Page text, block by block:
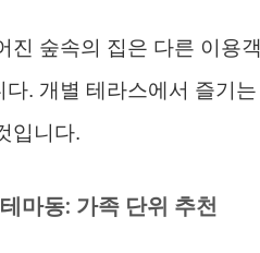
진 숲속의 집은 다른 이용
다. 개별 테라스에서 즐기
입니다.
마동: 가족 단위 추천